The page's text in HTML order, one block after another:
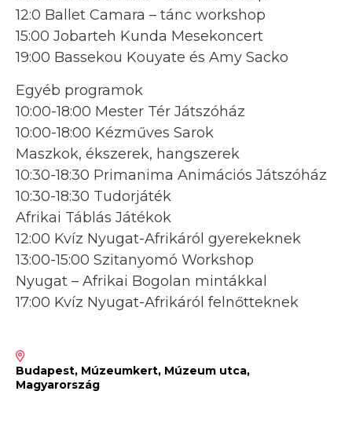
12:0 Ballet Camara – tánc workshop
15:00 Jobarteh Kunda Mesekoncert
19:00 Bassekou Kouyate és Amy Sacko
Egyéb programok
10:00-18:00 Mester Tér Játszóház
10:00-18:00 Kézműves Sarok
Maszkok, ékszerek, hangszerek
10:30-18:30 Primanima Animációs Játszóház
10:30-18:30 Tudorjáték
Afrikai Táblás Játékok
12:00 Kvíz Nyugat-Afrikáról gyerekeknek
13:00-15:00 Szitanyomó Workshop
Nyugat – Afrikai Bogolan mintákkal
17:00 Kvíz Nyugat-Afrikáról felnőtteknek
Budapest, Múzeumkert, Múzeum utca,
Magyarország